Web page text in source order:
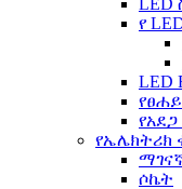
LED
የ
LED
የኤሌክትሪክ
ሶኬት